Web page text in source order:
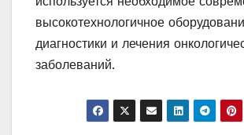
высокотехнологичное
диагностики и лечения
заболеваний.